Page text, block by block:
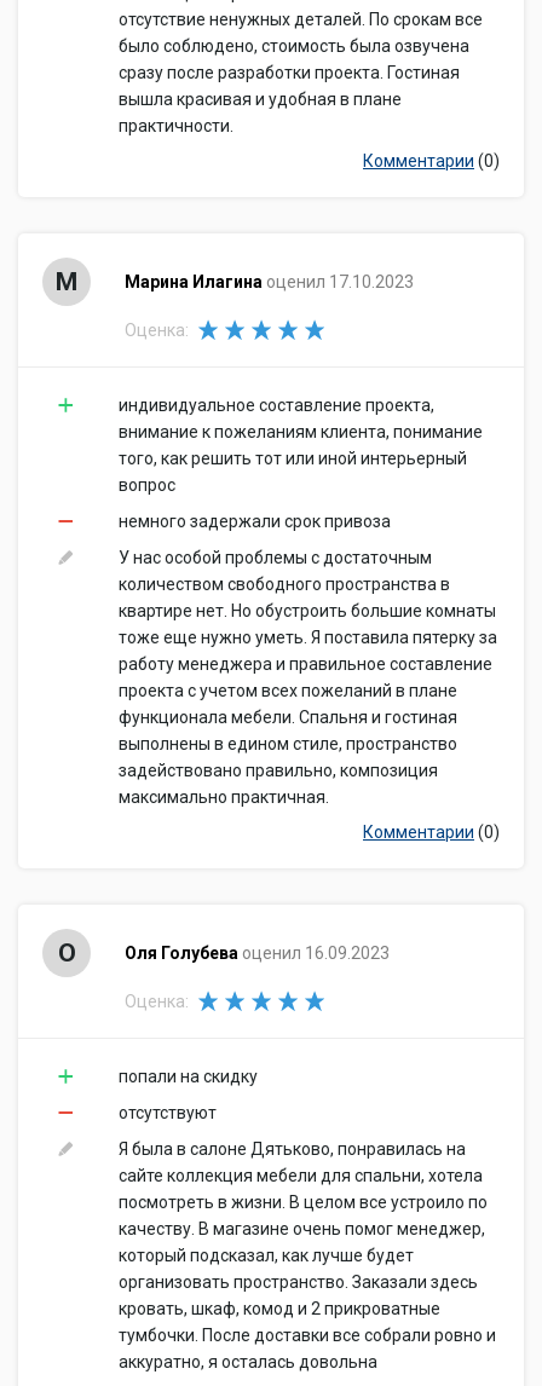
отсутствие ненужных деталей. По срокам все
было соблюдено, стоимость была озвучена
сразу после разработки проекта. Гостиная
вышла красивая и удобная в плане
практичности.
Комментарии (0)
М Марина Илагина оценил 17.10.2023
Оценка:
индивидуальное составление проекта,
внимание к пожеланиям клиента, понимание
того, как решить тот или иной интерьерный
вопрос
немного задержали срок привоза
У нас особой проблемы с достаточным
количеством свободного пространства в
квартире нет. Но обустроить большие комнаты
тоже еще нужно уметь. Я поставила пятерку за
работу менеджера и правильное составление
проекта с учетом всех пожеланий в плане
функционала мебели. Спальня и гостиная
выполнены в едином стиле, пространство
задействовано правильно, композиция
максимально практичная.
Комментарии (0)
О Оля Голубева оценил 16.09.2023
Оценка:
попали на скидку
отсутствуют
Я была в салоне Дятьково, понравилась на
сайте коллекция мебели для спальни, хотела
посмотреть в жизни. В целом все устроило по
качеству. В магазине очень помог менеджер,
который подсказал, как лучше будет
организовать пространство. Заказали здесь
кровать, шкаф, комод и 2 прикроватные
тумбочки. После доставки все собрали ровно и
аккуратно, я осталась довольна